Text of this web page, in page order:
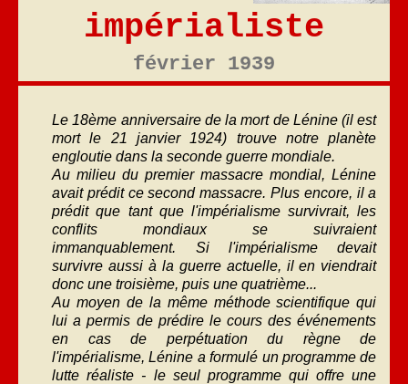
impérialiste
février 1939
Le 18ème anniversaire de la mort de Lénine (il est
mort le 21 janvier 1924) trouve notre planète
engloutie dans la seconde guerre mondiale.
Au milieu du premier massacre mondial, Lénine
avait prédit ce second massacre. Plus encore, il a
prédit que tant que l'impérialisme survivrait, les
conflits mondiaux se suivraient
immanquablement. Si l'impérialisme devait
survivre aussi à la guerre actuelle, il en viendrait
donc une troisième, puis une quatrième...
Au moyen de la même méthode scientifique qui
lui a permis de prédire le cours des événements
en cas de perpétuation du règne de
l'impérialisme, Lénine a formulé un programme de
lutte réaliste - le seul programme qui offre une